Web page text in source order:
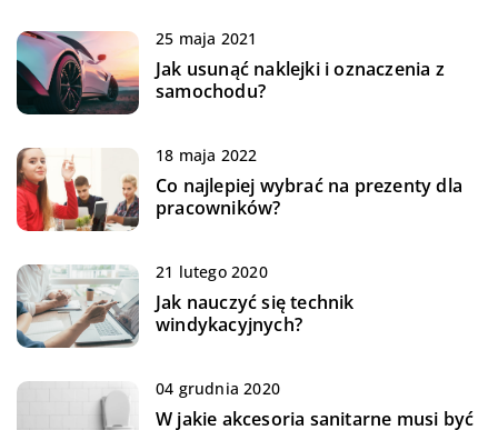
25 maja 2021
Jak usunąć naklejki i oznaczenia z
samochodu?
18 maja 2022
Co najlepiej wybrać na prezenty dla
pracowników?
21 lutego 2020
Jak nauczyć się technik
windykacyjnych?
04 grudnia 2020
W jakie akcesoria sanitarne musi być